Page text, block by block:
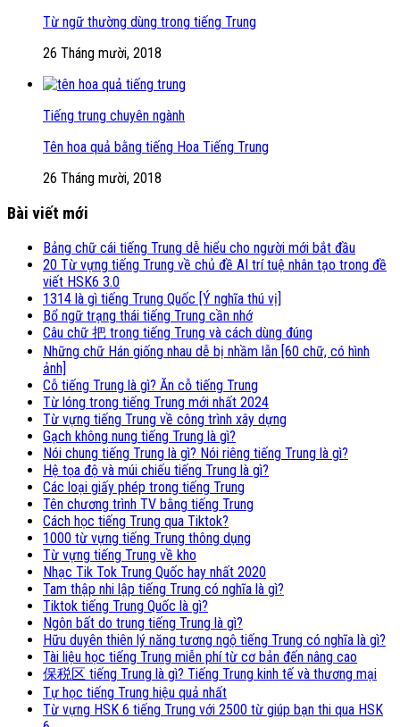
Từ ngữ thường dùng trong tiếng Trung
26 Tháng mười, 2018
Tiếng trung chuyên ngành
Tên hoa quả bằng tiếng Hoa Tiếng Trung
26 Tháng mười, 2018
Bài viết mới
Bảng chữ cái tiếng Trung dễ hiểu cho người mới bắt đầu
20 Từ vựng tiếng Trung về chủ đề AI trí tuệ nhân tạo trong đề
viết HSK6 3.0
1314 là gì tiếng Trung Quốc [Ý nghĩa thú vị]
Bổ ngữ trạng thái tiếng Trung cần nhớ
Câu chữ 把 trong tiếng Trung và cách dùng đúng
Những chữ Hán giống nhau dễ bị nhầm lẫn [60 chữ, có hình
ảnh]
Cỗ tiếng Trung là gì? Ăn cỗ tiếng Trung
Từ lóng trong tiếng Trung mới nhất 2024
Từ vựng tiếng Trung về công trình xây dựng
Gạch không nung tiếng Trung là gì?
Nói chung tiếng Trung là gì? Nói riêng tiếng Trung là gì?
Hệ tọa độ và múi chiếu tiếng Trung là gì?
Các loại giấy phép trong tiếng Trung
Tên chương trình TV bằng tiếng Trung
Cách học tiếng Trung qua Tiktok?
1000 từ vựng tiếng Trung thông dụng
Từ vựng tiếng Trung về kho
Nhạc Tik Tok Trung Quốc hay nhất 2020
Tam thập nhi lập tiếng Trung có nghĩa là gì?
Tiktok tiếng Trung Quốc là gì?
Ngôn bất do trung tiếng Trung là gì?
Hữu duyên thiên lý năng tương ngộ tiếng Trung có nghĩa là gì?
Tài liệu học tiếng Trung miễn phí từ cơ bản đến nâng cao
保税区 tiếng Trung là gì? Tiếng Trung kinh tế và thương mại
Tự học tiếng Trung hiệu quả nhất
Từ vựng HSK 6 tiếng Trung với 2500 từ giúp bạn thi qua HSK